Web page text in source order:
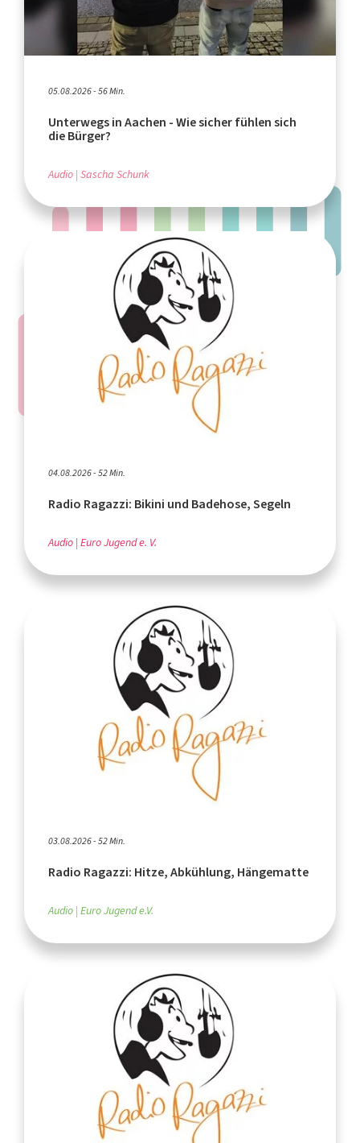
05.08.2026 - 56 Min.
Unterwegs in Aachen - Wie sicher fühlen sich
die Bürger?
Audio Sascha Schunk
04.08.2026 - 52 Min.
Radio Ragazzi: Bikini und Badehose, Segeln
Audio Euro Jugend e. V.
03.08.2026 - 52 Min.
Radio Ragazzi: Hitze, Abkühlung, Hängematte
Audio Euro Jugend e.V.